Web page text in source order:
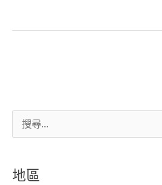
關
地區